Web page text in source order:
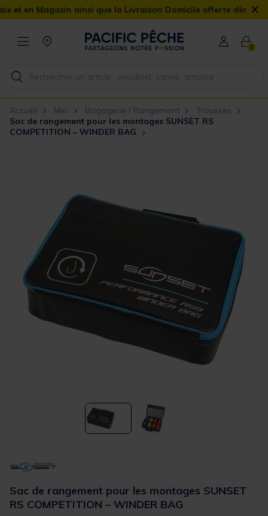
Magasin ainsi que la Livraison Domicile offerte dès 90€ ×
0
Accueil Mer Bagagerie / Rangement
Trousses
Sac de rangement pour les montages SUNSET RS
COMPETITION – WINDER BAG
Sac de rangement pour les montages SUNSET
RS COMPETITION – WINDER BAG